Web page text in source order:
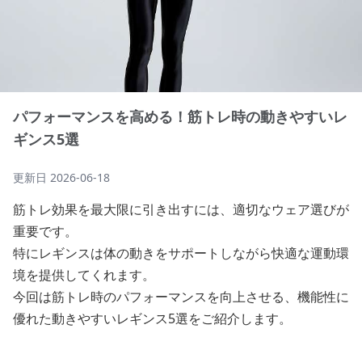
パフォーマンスを高める！筋トレ時の動きやすいレ
ギンス5選
更新日 2026-06-18
筋トレ効果を最大限に引き出すには、適切なウェア選びが
重要です。
特にレギンスは体の動きをサポートしながら快適な運動環
境を提供してくれます。
今回は筋トレ時のパフォーマンスを向上させる、機能性に
優れた動きやすいレギンス5選をご紹介します。